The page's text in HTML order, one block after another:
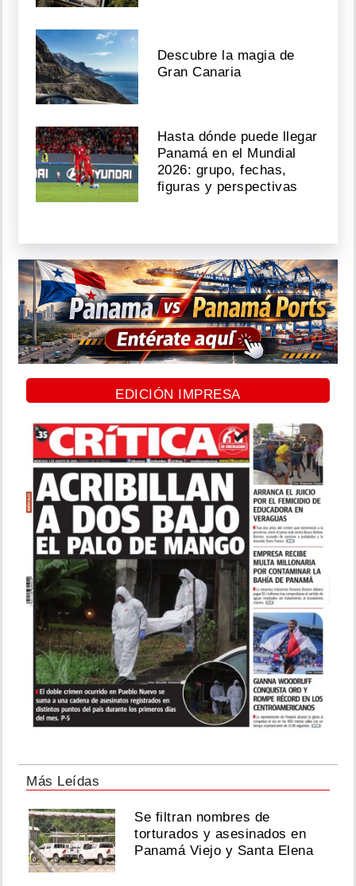
Descubre la magia de
Gran Canaria
Hasta dónde puede llegar
Panamá en el Mundial
2026: grupo, fechas,
figuras y perspectivas
EDICIÓN IMPRESA
Más Leídas
Se filtran nombres de
torturados y asesinados en
Panamá Viejo y Santa Elena